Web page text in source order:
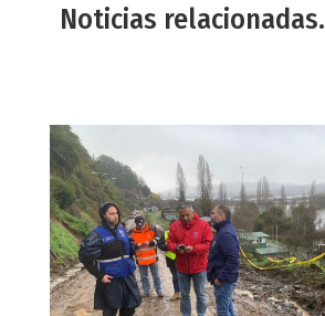
Noticias relacionadas.